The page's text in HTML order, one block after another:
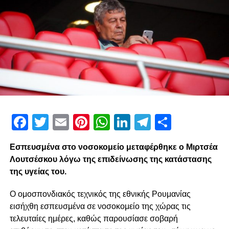
Facebook
Twitter
EmailPinterest
WhatsApp
LinkedInTelegram
Εσπευσμένα στο νοσοκομείο μεταφέρθηκε ο Μιρτσέα
Λουτσέσκου λόγω της επιδείνωσης της κατάστασης
της υγείας του.
Ο ομοσπονδιακός τεχνικός της εθνικής Ρουμανίας
εισήχθη εσπευσμένα σε νοσοκομείο της χώρας τις
τελευταίες ημέρες, καθώς παρουσίασε σοβαρή